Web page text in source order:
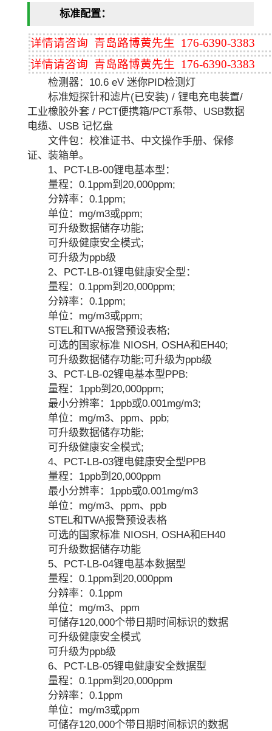
标准配置：
详情请咨询 青岛路博黄先生 176-6390-3383
详情请咨询 青岛路博黄先生 176-6390-3383
检测器：10.6 eV 迷你PID检测灯
标准短探针和滤片(已安装) / 锂电充电装置/
工业橡胶外套 / PCT便携箱/PCT系带、USB数据
电缆、USB 记忆盘
文件包：校准证书、中文操作手册、保修
证、装箱单。
1、PCT-LB-00锂电基本型：
量程：0.1ppm到20,000ppm;
分辨率：0.1ppm;
单位：mg/m3或ppm;
可升级数据储存功能;
可升级健康安全模式;
可升级为ppb级
2、PCT-LB-01锂电健康安全型：
量程：0.1ppm到20,000ppm;
分辨率：0.1ppm;
单位：mg/m3或ppm;
STEL和TWA报警预设表格;
可选的国家标准 NIOSH, OSHA和EH40;
可升级数据储存功能;可升级为ppb级
3、PCT-LB-02锂电基本型PPB:
量程：1ppb到20,000ppm;
最小分辨率：1ppb或0.001mg/m3;
单位：mg/m3、ppm、ppb;
可升级数据储存功能;
可升级健康安全模式;
4、PCT-LB-03锂电健康安全型PPB
量程：1ppb到20,000ppm
最小分辨率：1ppb或0.001mg/m3
单位：mg/m3、ppm、ppb
STEL和TWA报警预设表格
可选的国家标准 NIOSH, OSHA和EH40
可升级数据储存功能
5、PCT-LB-04锂电基本数据型
量程：0.1ppm到20,000ppm
分辨率：0.1ppm
单位：mg/m3、ppm
可储存120,000个带日期时间标识的数据
可升级健康安全模式
可升级为ppb级
6、PCT-LB-05锂电健康安全数据型
量程：0.1ppm到20,000ppm
分辨率：0.1ppm
单位：mg/m3或ppm
可储存120,000个带日期时间标识的数据